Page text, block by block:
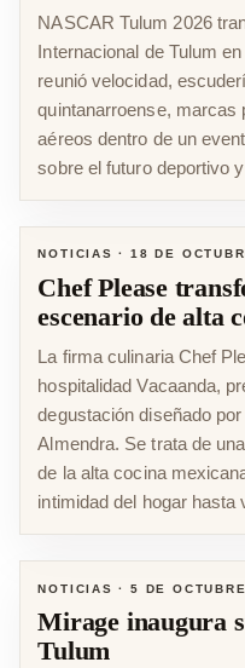
NASCAR Tulum 2026
Internacional de Tulum
reunió velocidad,
quintanarroense, marcas
aéreos dentro de un
sobre el futuro deportivo
NOTICIAS ·18 DE
Chef Please
escenario de alta
La firma culinaria Chef
hospitalidad Vacaanda,
degustación diseñado
Almendra. Se trata de
de la alta cocina
intimidad del hogar hasta
NOTICIAS ·5 DE
Mirage inaugura
Tulum